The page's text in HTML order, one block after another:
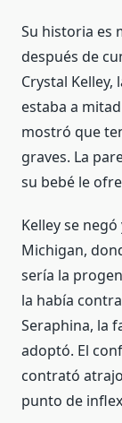
Su historia es
después de
Crystal
estaba a
mostró que
graves. La
su bebé le
Kelley se
Michigan,
sería la
la había
Seraphina, la
adoptó. El
contrató
punto de